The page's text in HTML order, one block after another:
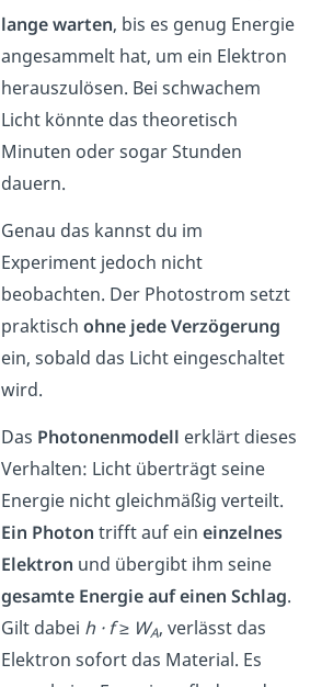
lange warten, bis es genug Energie
angesammelt hat, um ein Elektron
herauszulösen. Bei schwachem
Licht könnte das theoretisch
Minuten oder sogar Stunden
dauern.
Genau das kannst du im
Experiment jedoch nicht
beobachten. Der Photostrom setzt
praktischohne jede Verzögerung
ein, sobald das Licht eingeschaltet
wird.
Das Photonenmodell erklärt dieses
Verhalten: Licht überträgt seine
Energie nicht gleichmäßig verteilt.
Ein Photon trifft auf eineinzelnes
Elektron und übergibt ihm seine
gesamte Energie auf einen Schlag.
Gilt dabei h · f ≥ WA, verlässt das
Elektron sofort das Material. Es